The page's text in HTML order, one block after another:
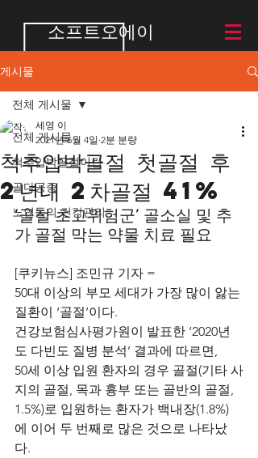
소프트오에이
게시물
전체 게시물
척추압박골절이란
골다공증
노인들의 건강관리
전체 게시물
척추압박골절 첫골절 후
2년내 2차골절 41%
세영 이
2021년 6월 4일 2분 분량
‘골절 초고위험군’ 골소실 및 추
가 골절 막는 약물 치료 필요
[쿠키뉴스] 조민규 기자 =
50대 이상의 부모 세대가 가장 많이 앓는
질환이 ‘골절’이다.
건강보험심사평가원이 발표한 ‘2020년
도 다빈도 질병 분석’ 결과에 따르면,
50세 이상 입원 환자의 경우 골절(기타 사
지의 골절, 목과 흉부 또는 골반의 골절,
1.5%)로 입원하는 환자가 백내장(1.8%)
에 이어 두 번째로 많은 것으로 나타났
다.